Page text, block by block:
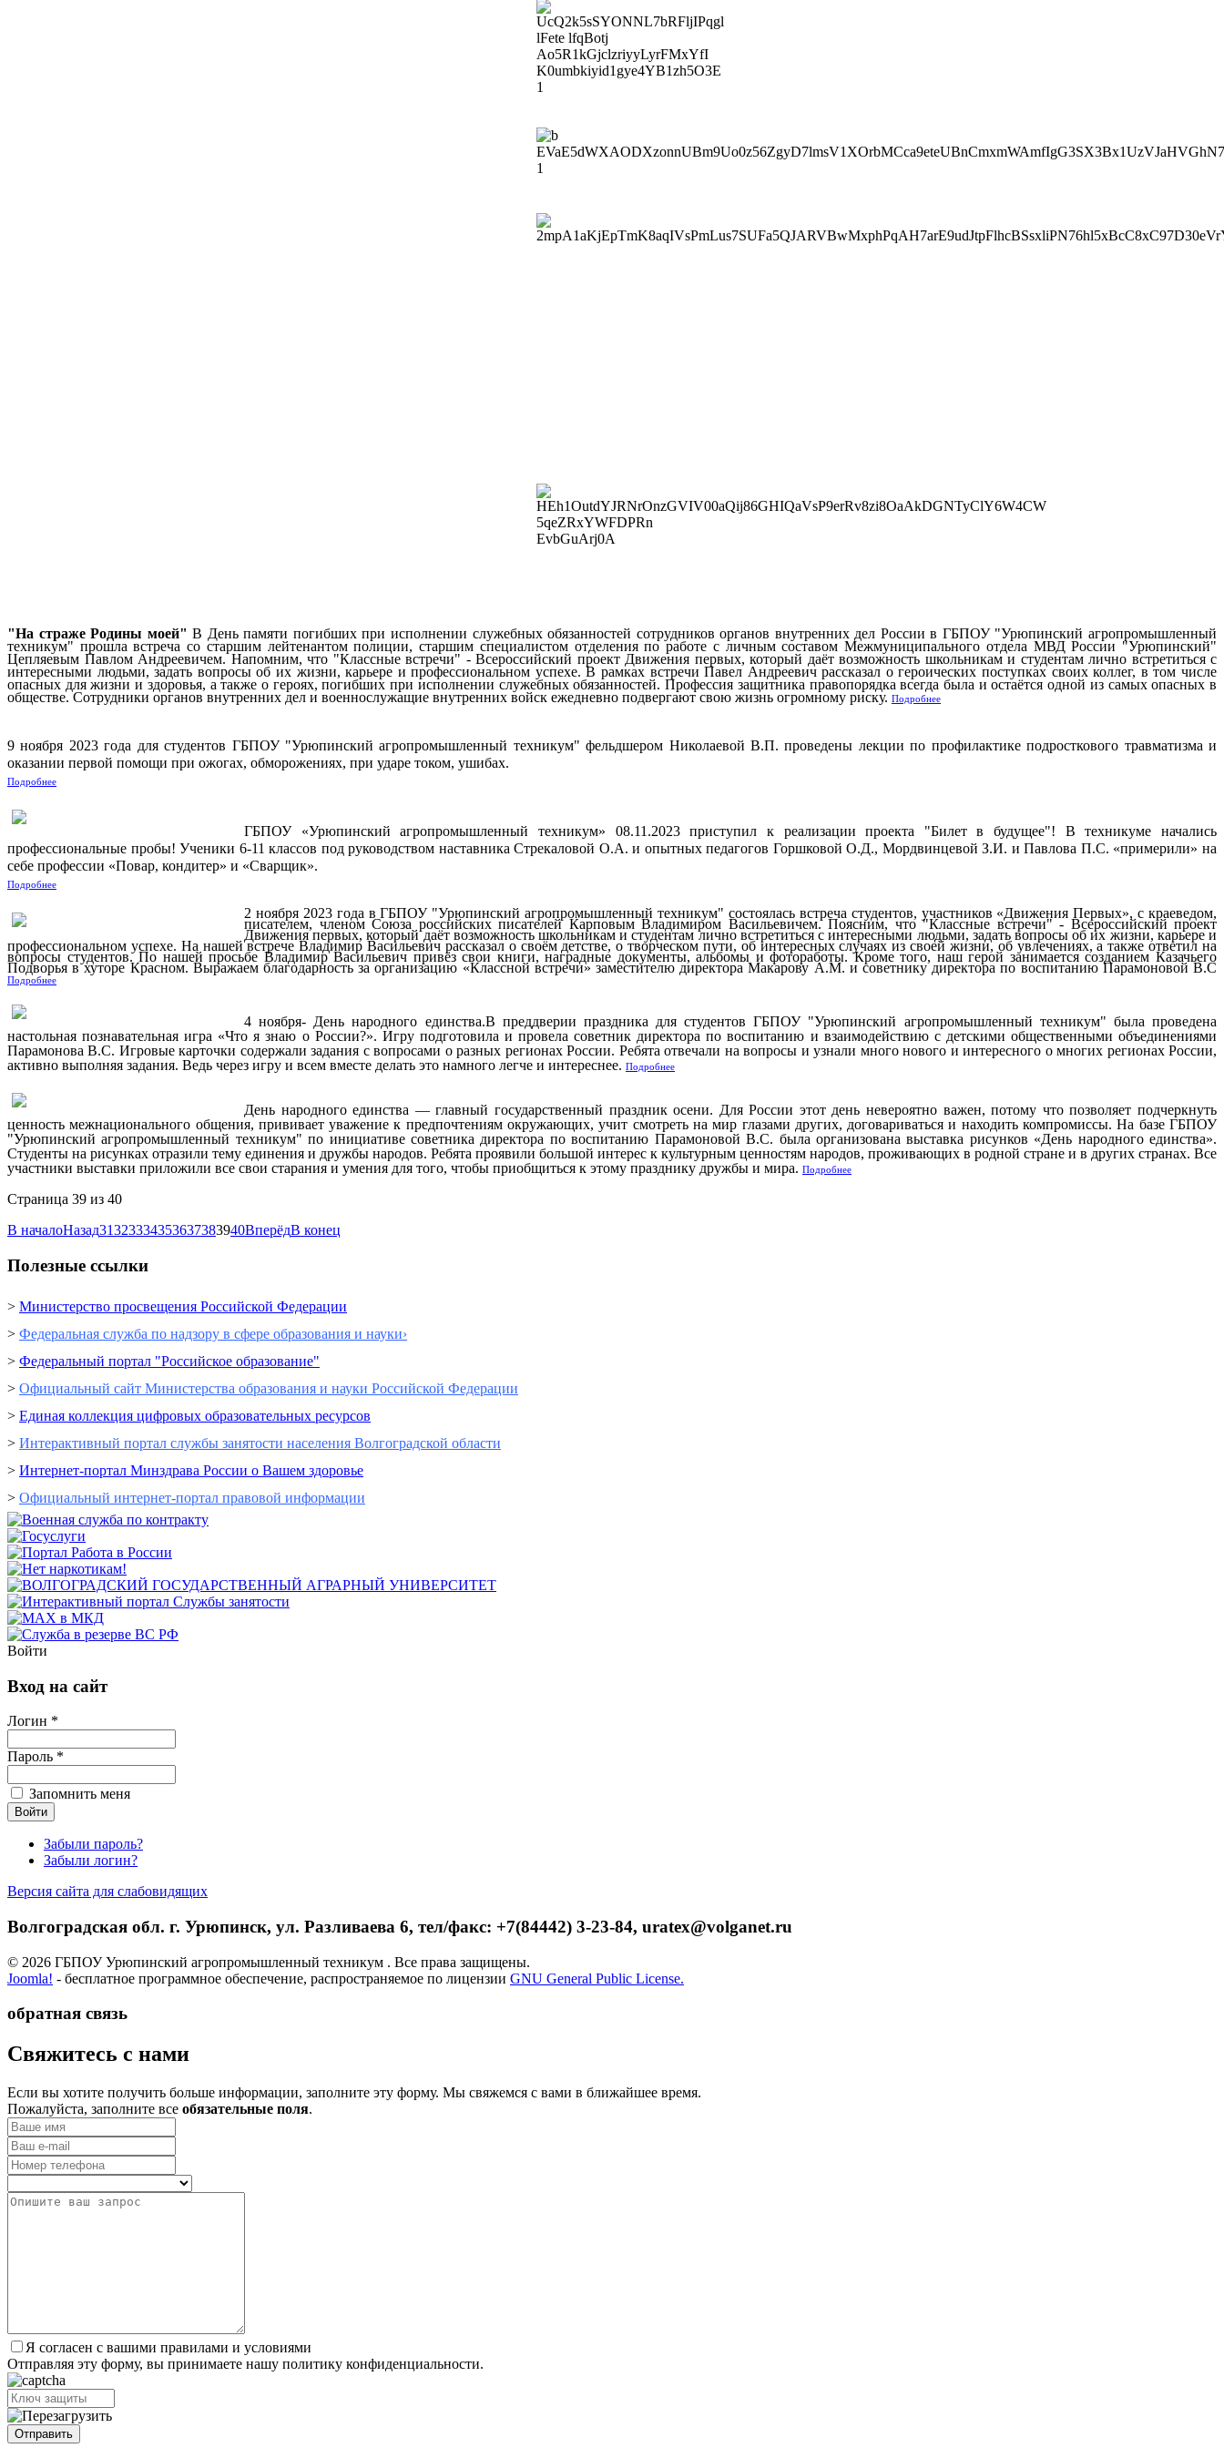
"На страже Родины моей" В День памяти погибших при исполнении служебных обязанностей сотрудников органов внутренних дел России в ГБПОУ "Урюпинский агропромышленный
техникум" прошла встреча со старшим лейтенантом полиции, старшим специалистом отделения по работе с личным составом Межмуниципального отдела МВД России "Урюпинский"
Цепляевым Павлом Андреевичем. Напомним, что "Классные встречи" - Всероссийский проект Движения первых, который даёт возможность школьникам и студентам лично встретиться с
интересными людьми, задать вопросы об их жизни, карьере и профессиональном успехе. В рамках встречи Павел Андреевич рассказал о героических поступках своих коллег, в том числе
опасных для жизни и здоровья, а также о героях, погибших при исполнении служебных обязанностей. Профессия защитника правопорядка всегда была и остаётся одной из самых опасных в
обществе. Сотрудники органов внутренних дел и военнослужащие внутренних войск ежедневно подвергают свою жизнь огромному риску. Подробнее
9 ноября 2023 года для студентов ГБПОУ "Урюпинский агропромышленный техникум" фельдшером Николаевой В.П. проведены лекции по профилактике подросткового травматизма и
оказании первой помощи при ожогах, обморожениях, при ударе током, ушибах.
Подробнее
ГБПОУ «Урюпинский агропромышленный техникум» 08.11.2023 приступил к реализации проекта "Билет в будущее"! В техникуме начались
профессиональные пробы! Ученики 6-11 классов под руководством наставника Стрекаловой О.А. и опытных педагогов Горшковой О.Д., Мордвинцевой З.И. и Павлова П.С. «примерили» на
себе профессии «Повар, кондитер» и «Сварщик».
Подробнее
2 ноября 2023 года в ГБПОУ "Урюпинский агропромышленный техникум" состоялась встреча студентов, участников «Движения Первых», с краеведом,
писателем, членом Союза российских писателей Карповым Владимиром Васильевичем. Поясним, что "Классные встречи" - Всероссийский проект
Движения первых, который даёт возможность школьникам и студентам лично встретиться с интересными людьми, задать вопросы об их жизни, карьере и
профессиональном успехе. На нашей встрече Владимир Васильевич рассказал о своём детстве, о творческом пути, об интересных случаях из своей жизни, об увлечениях, а также ответил на
вопросы студентов. По нашей просьбе Владимир Васильевич привёз свои книги, наградные документы, альбомы и фотоработы. Кроме того, наш герой занимается созданием Казачьего
Подворья в хуторе Красном. Выражаем благодарность за организацию «Классной встречи» заместителю директора Макарову А.М. и советнику директора по воспитанию Парамоновой В.С
Подробнее
4 ноября- День народного единства.В преддверии праздника для студентов ГБПОУ "Урюпинский агропромышленный техникум" была проведена
настольная познавательная игра «Что я знаю о России?». Игру подготовила и провела советник директора по воспитанию и взаимодействию с детскими общественными объединениями
Парамонова В.С. Игровые карточки содержали задания с вопросами о разных регионах России. Ребята отвечали на вопросы и узнали много нового и интересного о многих регионах России,
активно выполняя задания. Ведь через игру и всем вместе делать это намного легче и интереснее. Подробнее
День народного единства — главный государственный праздник осени. Для России этот день невероятно важен, потому что позволяет подчеркнуть
ценность межнационального общения, прививает уважение к предпочтениям окружающих, учит смотреть на мир глазами других, договариваться и находить компромиссы. На базе ГБПОУ
"Урюпинский агропромышленный техникум" по инициативе советника директора по воспитанию Парамоновой В.С. была организована выставка рисунков «День народного единства».
Студенты на рисунках отразили тему единения и дружбы народов. Ребята проявили большой интерес к культурным ценностям народов, проживающих в родной стране и в других странах. Все
участники выставки приложили все свои старания и умения для того, чтобы приобщиться к этому празднику дружбы и мира. Подробнее
Страница 39 из 40
В началоНазад31323334353637383940ВперёдВ конец
Полезные ссылки
> Министерство просвещения Российской Федерации
> Федеральная служба по надзору в сфере образования и науки›
> Федеральный портал "Российское образование"
> Официальный сайт Министерства образования и науки Российской Федерации
> Единая коллекция цифровых образовательных ресурсов
> Интерактивный портал cлужбы занятости населения Волгоградской области
> Интернет-портал Минздрава России о Вашем здоровье
> Официальный интернет-портал правовой информации
Войти
Вход на сайт
Логин *
Пароль *
Запомнить меня
Забыли пароль?
Забыли логин?
Версия сайта для слабовидящих
Волгоградская обл. г. Урюпинск, ул. Разливаева 6, тел/факс: +7(84442) 3-23-84, uratex@volganet.ru
© 2026 ГБПОУ Урюпинский агропромышленный техникум . Все права защищены.
Joomla! - бесплатное программное обеспечение, распространяемое по лицензии GNU General Public License.
обратная связь
­Свяжитесь с нами
Если вы хотите получить больше информации, заполните эту форму. Мы свяжемся с вами в ближайшее время.
Пожалуйста, заполните все обязательные поля.
Я согласен с вашими правилами и условиями
Отправляя эту форму, вы принимаете нашу политику конфиденциальности.
Отправить